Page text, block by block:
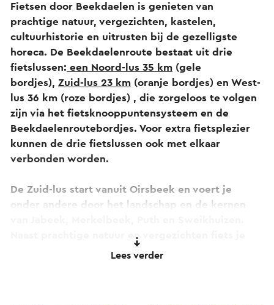
Fietsen door Beekdaelen is genieten van
prachtige natuur, vergezichten, kastelen,
cultuurhistorie en uitrusten bij de gezelligste
horeca. De Beekdaelenroute bestaat uit drie
fietslussen: een Noord-lus 35 km (gele
bordjes), Zuid-lus 23 km (oranje bordjes) en West-
lus 36 km (roze bordjes) , die zorgeloos te volgen
zijn via het fietsknooppuntensysteem en de
Beekdaelenroutebordjes. Voor extra fietsplezier
kunnen de drie fietslussen ook met elkaar
verbonden worden.
De Zuid-lus start vanuit Oirsbeek en voert je
onder andere door het landschap en de kernen
Naast prachtige natuur en vergezichten fiets je
ook langs de Sint Dionysius en Odiliakerk, de
Lees verder